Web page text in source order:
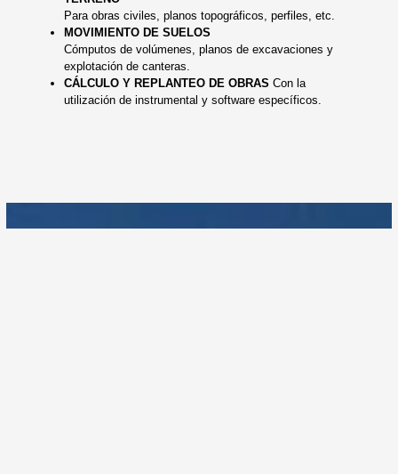
Para obras civiles, planos topográficos, perfiles, etc.
MOVIMIENTO DE SUELOS
Cómputos de volúmenes, planos de excavaciones y
explotación de canteras.
CÁLCULO Y REPLANTEO DE OBRAS Con la
utilización de instrumental y software específicos.